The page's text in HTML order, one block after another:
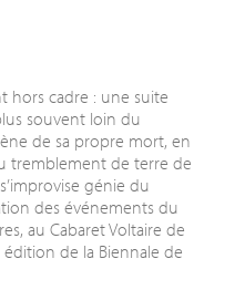
hors cadre : une suite
souvent loin du
de sa propre mort, en
tremblement de terre de
génie du
des événements du
au Cabaret Voltaire de
de la Biennale de